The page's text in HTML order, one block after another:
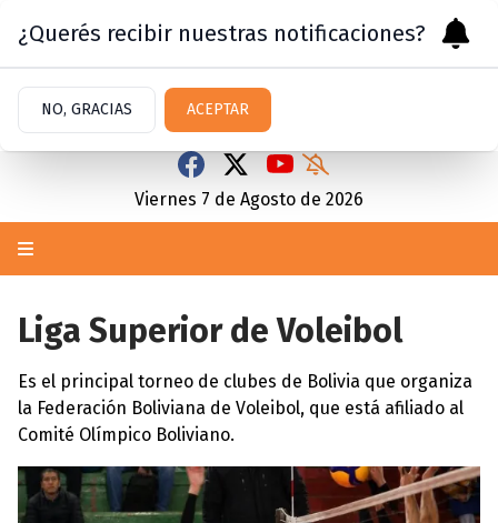
Viernes 7 de Agosto de 2026
Liga Superior de Voleibol
Es el principal torneo de clubes de Bolivia que organiza
la Federación Boliviana de Voleibol, que está afiliado al
Comité Olímpico Boliviano.
¿Querés recibir nuestras notificaciones?
NO, GRACIAS ACEPTAR